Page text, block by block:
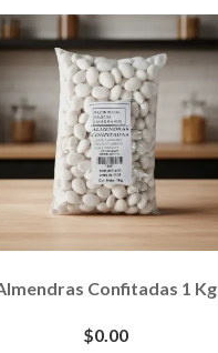
Confitadas 1 Kg
$0.00